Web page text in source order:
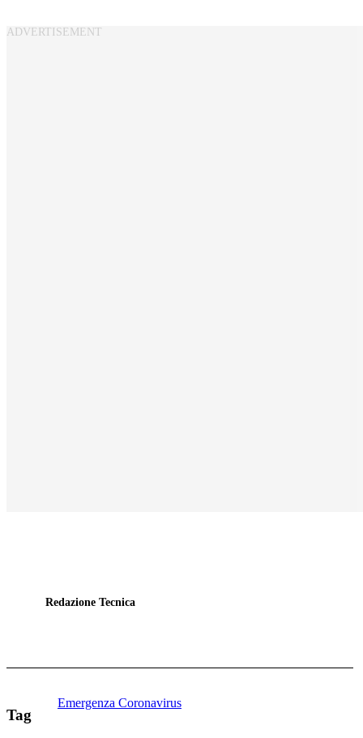
Redazione Tecnica
Tag
Emergenza Coronavirus